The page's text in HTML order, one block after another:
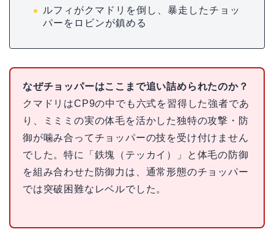
ルフィがクマドリを倒し、暴走したチョッ
パーをロビンが鎮める
なぜチョッパーはここまで追い詰められたのか？
クマドリはCP9の中でも六式を習得した強者であ
り、ミミミの実の体毛を活かした独特の攻撃・防
御が噛み合ってチョッパーの技を受け付けません
でした。特に「鉄塊（テッカイ）」と体毛の防御
を組み合わせた防御力は、通常形態のチョッパー
では突破困難なレベルでした。